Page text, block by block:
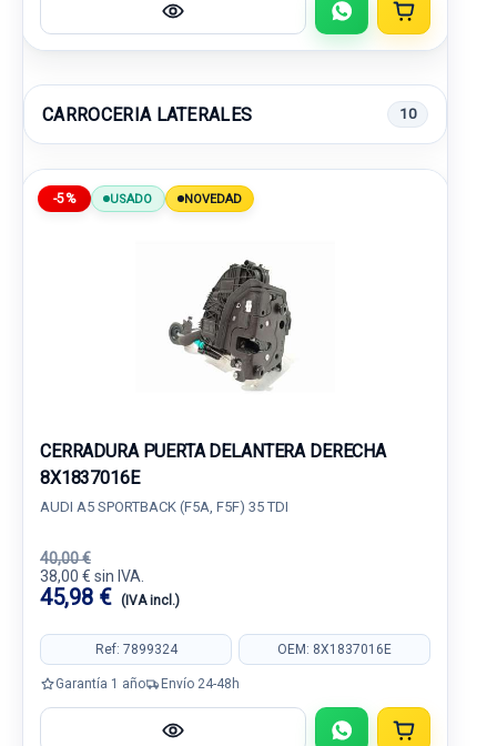
CARROCERIA LATERALES 10
-5% USADO NOVEDAD
CERRADURA PUERTA DELANTERA DERECHA
8X1837016E
AUDI A5 SPORTBACK (F5A, F5F) 35 TDI
40,00 €
38,00 € sin IVA.
45,98 € (IVA incl.)
Ref: 7899324 OEM: 8X1837016E
Garantía 1 año Envío 24-48h